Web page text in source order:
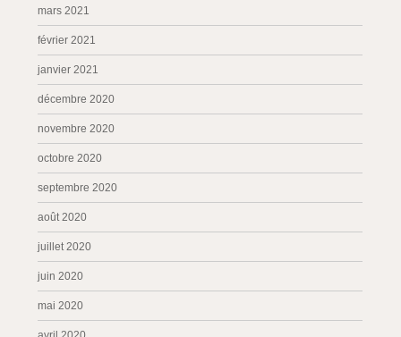
mars 2021
février 2021
janvier 2021
décembre 2020
novembre 2020
octobre 2020
septembre 2020
août 2020
juillet 2020
juin 2020
mai 2020